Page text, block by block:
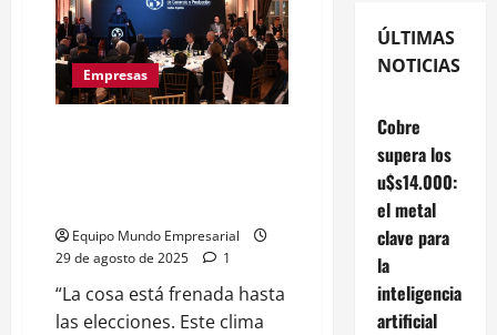
Empresas
Equipo Mundo Empresarial
29 de agosto de 2025
1
“La cosa está frenada hasta
las elecciones. Este clima
ÚLTIMAS
NOTICIAS
Cobre
supera los
u$s14.000:
el metal
clave para
la
inteligencia
artificial